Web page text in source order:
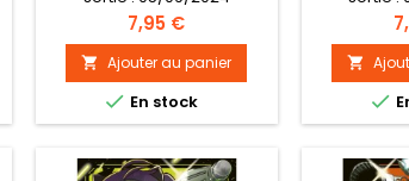
Prix
7,95 €
 Ajouter au panier
 En stock

